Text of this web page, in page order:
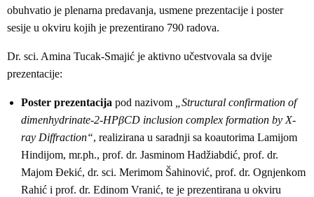
obuhvatio je plenarna predavanja, usmene prezentacije i poster
sesije u okviru kojih je prezentirano 790 radova.
Dr. sci. Amina Tucak-Smajić je aktivno učestvovala sa dvije
prezentacije:
Poster prezentacija pod nazivom
„Structural confirmation of
dimenhydrinate-2-HPβCD inclusion complex formation by X-
ray Diffraction“, realizirana u saradnji sa koautorima Lamijom
Hindijom, mr.ph., prof. dr. Jasminom Hadžiabdić, prof. dr.
Majom Đekić, dr. sci. Merimom Šahinović, prof. dr. Ognjenkom
Rahić i prof. dr. Edinom Vranić, te je prezentirana u okviru